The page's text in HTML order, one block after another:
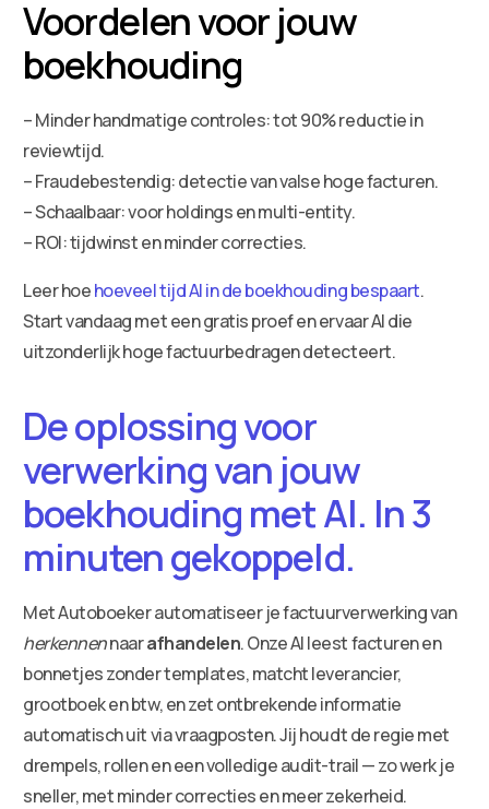
Voordelen voor jouw
boekhouding
– Minder handmatige controles: tot 90% reductie in
reviewtijd.
– Fraudebestendig: detectie van valse hoge facturen.
– Schaalbaar: voor holdings en multi-entity.
– ROI: tijdwinst en minder correcties.
Leer hoehoeveel tijd AI in de boekhouding bespaart.
Start vandaag met een gratis proef en ervaar AI die
uitzonderlijk hoge factuurbedragen detecteert.
De oplossing voor
verwerking van jouw
boekhouding met AI. In 3
minuten gekoppeld.
Met Autoboeker automatiseer je factuurverwerking van
herkennennaarafhandelen. Onze AI leest facturen en
bonnetjes zonder templates, matcht leverancier,
grootboek en btw, en zet ontbrekende informatie
automatisch uit via vraagposten. Jij houdt de regie met
drempels, rollen en een volledige audit-trail — zo werk je
sneller, met minder correcties en meer zekerheid.